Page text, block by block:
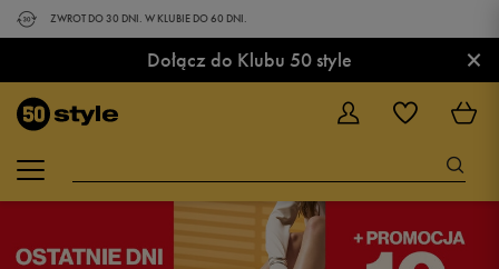
ZWROT DO 30 DNI. W KLUBIE DO 60 DNI.
Dołącz do Klubu 50 style ×